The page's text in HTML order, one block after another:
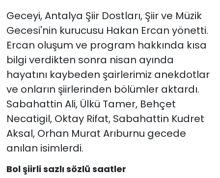
Geceyi, Antalya Şiir Dostları, Şiir ve Müzik
Gecesi'nin kurucusu Hakan Ercan yönetti.
Ercan oluşum ve program hakkında kısa
bilgi verdikten sonra nisan ayında
hayatını kaybeden şairlerimiz anekdotlar
ve onların şiirlerinden bölümler aktardı.
Sabahattin Ali, Ülkü Tamer, Behçet
Necatigil, Oktay Rifat, Sabahattin Kudret
Aksal, Orhan Murat Arıburnu gecede
anılan isimlerdi.
Bol şiirli sazlı sözlü saatler